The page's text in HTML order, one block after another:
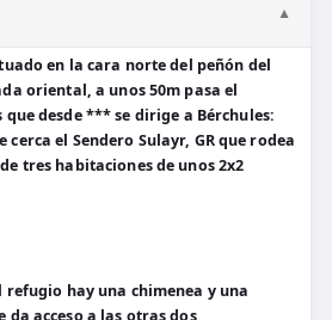
▼
en la cara norte del peñón del
oriental, a unos 50m pasa el
desde *** se dirige a Bérchules:
cerca el Sendero Sulayr, GR que rodea
tres habitaciones de unos 2x2
refugio hay una chimenea y una
da acceso a las otras dos